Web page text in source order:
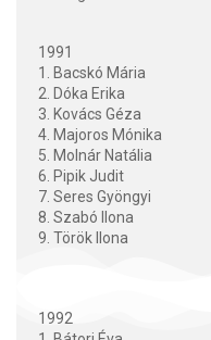
1991
1. Bacskó Mária
2. Dóka Erika
3. Kovács Géza
4. Majoros Mónika
5. Molnár Natália
6. Pipik Judit
7. Seres Gyöngyi
8. Szabó Ilona
9. Török Ilona
1992